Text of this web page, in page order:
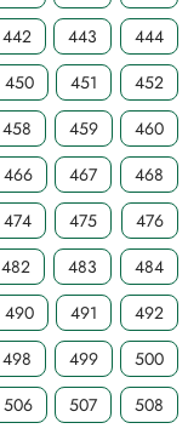
442 443
444
450 451
452
458 459
460
466 467
468
474 475
476
482 483
484
490 491
492
498 499
500
506 507
508